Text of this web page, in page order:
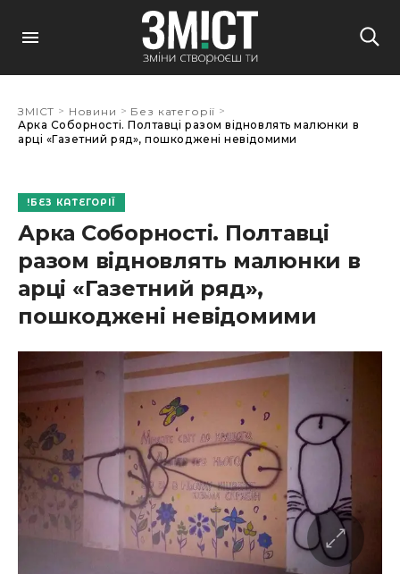
ЗМІСТ > Новини > Без категорії >
Арка Соборності. Полтавці разом відновлять малюнки в
арці «Газетний ряд», пошкоджені невідомими
БЕЗ КАТЕГОРІЇ
Арка Соборності. Полтавці
разом відновлять малюнки в
арці «Газетний ряд»,
пошкоджені невідомими